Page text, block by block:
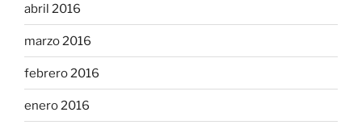
abril 2016
marzo 2016
febrero 2016
enero 2016